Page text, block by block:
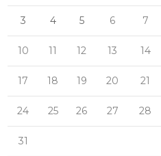
3 4 5 6 7
10 11 12 13 14
17 18 19 20 21
24 25 26 27 28
31